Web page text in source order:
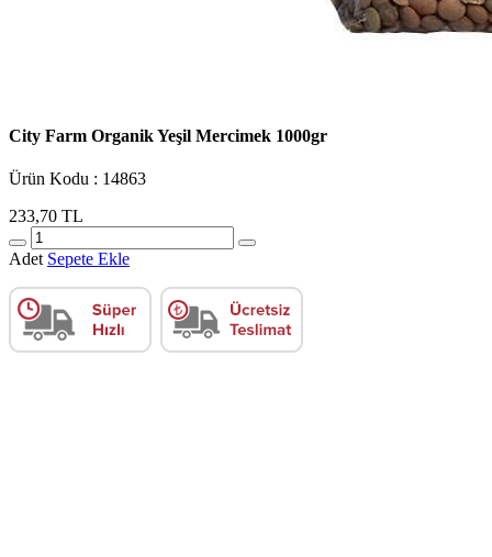
City Farm Organik Yeşil Mercimek 1000gr
Ürün Kodu : 14863
233,70 TL
Adet Sepete Ekle